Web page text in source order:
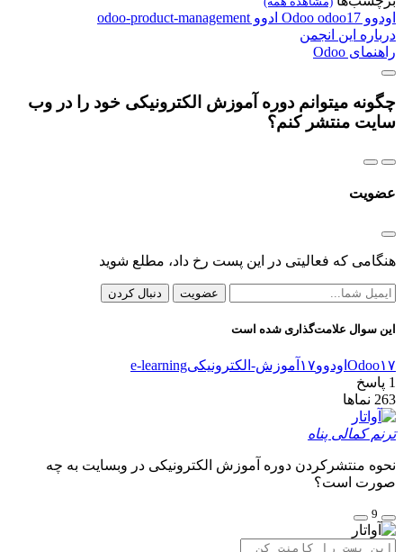
اودوو Odoo odoo17 ادوو odoo-product-management
درباره این انجمن
راهنمای Odoo
چگونه میتوانم دوره آموزش الکترونیکی خود را در وب
سایت منتشر کنم؟
عضویت
هنگامی که فعالیتی در این پست رخ داد، مطلع شوید
عضویت دنبال کردن
این سوال علامت‌گذاری شده است
Odoo۱۷ اودوو۱۷ آموزش-الکترونیکیe-learning
1 پاسخ
263 نماها
ترنم کمالی پناه
نحوه منتشرکردن دوره آموزش الکترونیکی در وبسایت به چه
صورت است؟
9